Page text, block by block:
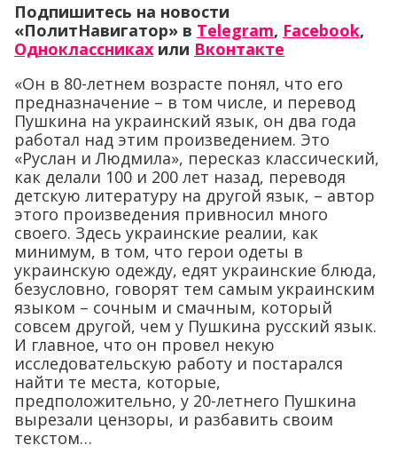
Подпишитесь на новости
«ПолитНавигатор» в Telegram, Facebook,
Одноклассниках или Вконтакте
«Он в 80-летнем возрасте понял, что его
предназначение – в том числе, и перевод
Пушкина на украинский язык, он два года
работал над этим произведением. Это
«Руслан и Людмила», пересказ классический,
как делали 100 и 200 лет назад, переводя
детскую литературу на другой язык, – автор
этого произведения привносил много
своего. Здесь украинские реалии, как
минимум, в том, что герои одеты в
украинскую одежду, едят украинские блюда,
безусловно, говорят тем самым украинским
языком – сочным и смачным, который
совсем другой, чем у Пушкина русский язык.
И главное, что он провел некую
исследовательскую работу и постарался
найти те места, которые,
предположительно, у 20-летнего Пушкина
вырезали цензоры, и разбавить своим
текстом…